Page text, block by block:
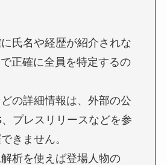
氏名や経歴が紹介されな
正確に全員を特定するの
の詳細情報は、外部の公
プレスリリースなどを参
きません。
解析を使えば登場人物の